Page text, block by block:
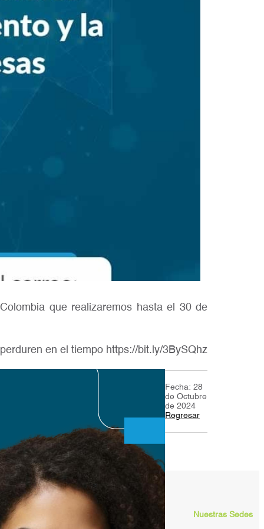
que realizaremos hasta el 30 de
en el tiempo https://bit.ly/3BySQhz
Fecha: 28
de Octubre
de 2024
Regresar
Nuestras Sedes